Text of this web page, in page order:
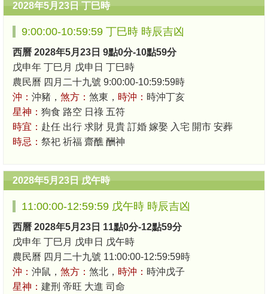
2028年5月23日 丁巳時
9:00:00-10:59:59 丁巳時 時辰吉凶
西曆 2028年5月23日 9點0分-10點59分
戊申年 丁巳月 戊申日 丁巳時
農民曆 四月二十九號 9:00:00-10:59:59時
沖： 沖豬， 煞方： 煞東， 時沖： 時沖丁亥
星神： 狗食 路空 日祿 五符
時宜： 赴任 出行 求財 見貴 訂婚 嫁娶 入宅 開市 安葬
時忌： 祭祀 祈福 齋醮 酬神
2028年5月23日 戊午時
11:00:00-12:59:59 戊午時 時辰吉凶
西曆 2028年5月23日 11點0分-12點59分
戊申年 丁巳月 戊申日 戊午時
農民曆 四月二十九號 11:00:00-12:59:59時
沖： 沖鼠， 煞方： 煞北， 時沖： 時沖戊子
星神： 建刑 帝旺 大進 司命